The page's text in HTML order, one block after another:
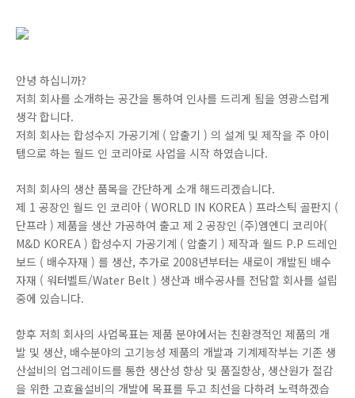
안녕 하십니까?
저희 회사를 소개하는 공간을 통하여 인사를 드리게 됨을 영광스럽게
생각 합니다.
저희 회사는 합성수지 가공기계 ( 압출기 ) 의 설계 및 제작을 주 아이
템으로 하는 월드 인 코리아로 사업을 시작 하였습니다.
저희 회사의 생산 품목을 간단하게 소개 해드리겠습니다.
제 1 공장인 월드 인 코리아 ( WORLD IN KOREA ) 프라스틱 골판지 (
단프라 ) 제품을 생산 가공하여 출고 제 2 공장인 (주)엠엔디 코리아(
M&D KOREA ) 합성수지 가공기계 ( 압출기 ) 제작과 월드 P.P 드레인
보드 ( 배수자재 ) 를 생산, 추가로 2008년부터는 새로이 개발된 배수
자재 ( 워터벨트/Water Belt ) 생산과 배수공사를 전담할 회사를 설립
중에 있습니다.
향후 저희 회사의 사업목표는 제품 분야에서는 친환경적인 제품의 개
발 및 생산, 배수분야의 고기능성 제품의 개발과 기계제작부는 기존 생
산설비의 업그레이드를 통한 생산성 향상 및 품질향상, 생산원가 절감
을 위한 고효율설비의 개발에 목표를 두고 최선을 다하려 노력하겠습